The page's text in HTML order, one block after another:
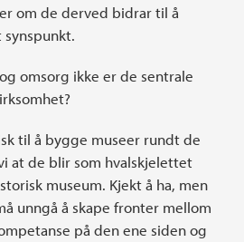
om de derved bidrar til å
omsorg ikke er de sentrale
til å bygge museer rundt de
at de blir som hvalskjelettet
museum. Kjekt å ha, men
unngå å skape fronter mellom
på den ene siden og